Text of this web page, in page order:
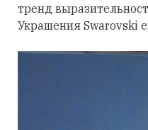
тренд
Украшения Swarovski